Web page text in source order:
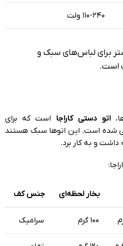
۱۱۰-۲۴۰ ولت
برای لباس‌های سبک و
است.
اتو دستی کاراجا است که برای
شده است. این اتوها سبک هستند
داشت و به کار برد.
بخار لحظه‌ای جنس کف
۱۰۰ گرم سرامیک